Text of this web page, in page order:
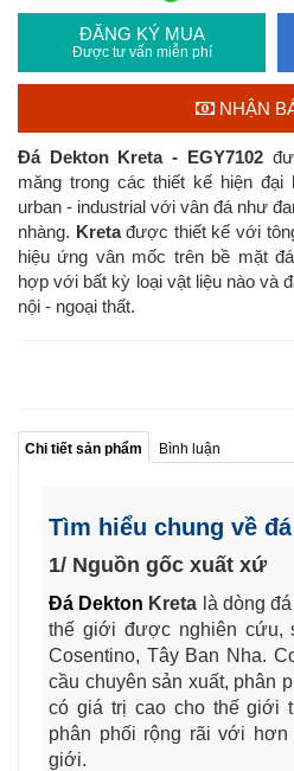
ĐĂNG KÝ MUA
Được tư vấn miễn phí
NHẬN
Đá Dekton Kreta - EGY7102
măng trong các thiết kế hiện đại
urban - industrial với vân đá như
nhàng. Kretađược thiết kế với
hiệu ứng vân mốc trên bề mặt
hợp với bất kỳ loại vật liệu nào và
nội - ngoại thất.
Chi tiết sản phẩm Bình luận
Tìm hiểu chung về
1/ Nguồn gốc xuất xứ
Đá Dekton Kreta là dòng
thế giới được nghiên cứu,
Cosentino, Tây Ban Nha.
cầu chuyên sản xuất, phân
có giá trị cao cho thế giới
phân phối rộng rãi với
giới.